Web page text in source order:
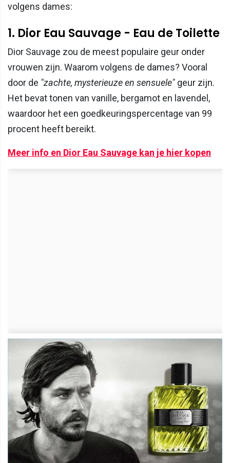
volgens dames:
1. Dior Eau Sauvage - Eau de Toilette
Dior Sauvage zou de meest populaire geur onder
vrouwen zijn. Waarom volgens de dames? Vooral
door de "zachte, mysterieuze en sensuele" geur zijn.
Het bevat tonen van vanille, bergamot en lavendel,
waardoor het een goedkeuringspercentage van 99
procent heeft bereikt.
Meer info en Dior Eau Sauvage kan je hier kopen